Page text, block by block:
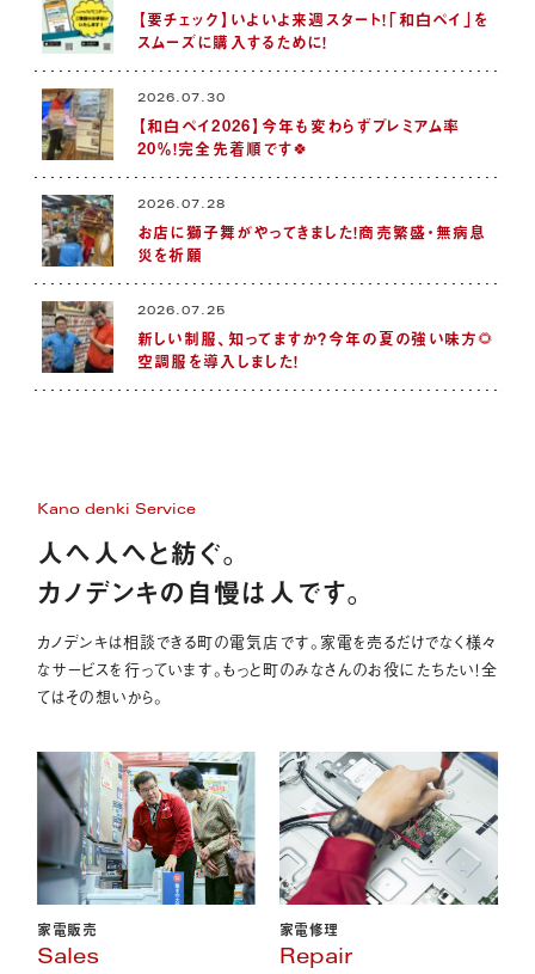
【要チェック】いよいよ来週スタート！「和白ペイ」を
スムーズに購入するために！
2026.07.30
【和白ペイ2026】今年も変わらずプレミアム率
20％！完全先着順です🍀
2026.07.28
お店に獅子舞がやってきました！商売繁盛・無病息
災を祈願
2026.07.25
新しい制服、知ってますか？今年の夏の強い味方🌻
空調服を導入しました！
Kano denki Service
人へ人へと紡ぐ。
カノデンキの自慢は人です。
カノデンキは相談できる町の電気店です。家電を売るだけでなく様々
なサービスを行っています。もっと町のみなさんのお役にたちたい！全
てはその想いから。
家電販売
Sales
家電修理
Repair